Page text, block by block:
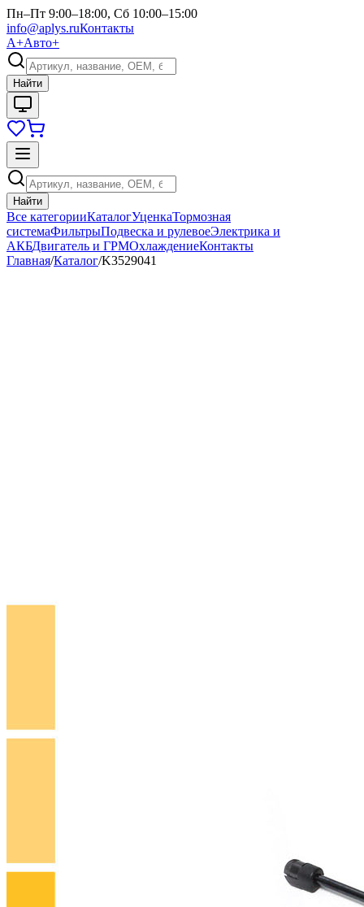
Пн–Пт 9:00–18:00, Сб 10:00–15:00
info@aplys.ruКонтакты
А+Авто+
Найти
Найти
Все категорииКаталогУценкаТормозная
системаФильтрыПодвеска и рулевоеЭлектрика и
АКБДвигатель и ГРМОхлаждениеКонтакты
Главная/Каталог/K3529041